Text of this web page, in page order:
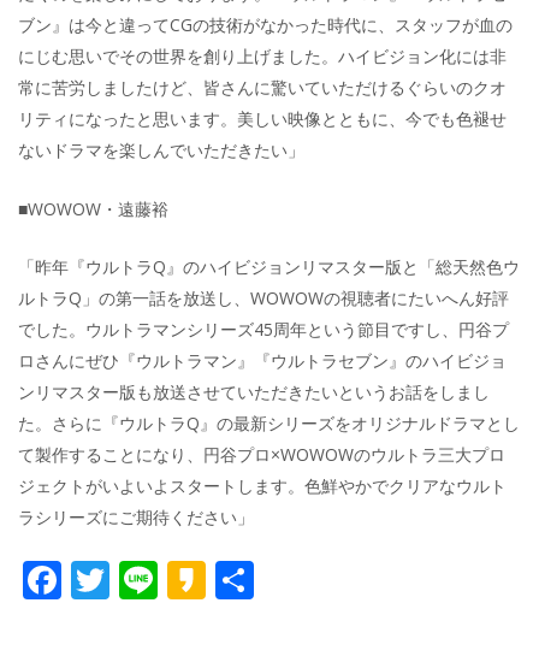
ブン』は今と違ってCGの技術がなかった時代に、スタッフが血の
にじむ思いでその世界を創り上げました。ハイビジョン化には非
常に苦労しましたけど、皆さんに驚いていただけるぐらいのクオ
リティになったと思います。美しい映像とともに、今でも色褪せ
ないドラマを楽しんでいただきたい」
■WOWOW・遠藤裕
「昨年『ウルトラQ』のハイビジョンリマスター版と「総天然色ウ
ルトラQ」の第一話を放送し、WOWOWの視聴者にたいへん好評
でした。ウルトラマンシリーズ45周年という節目ですし、円谷プ
ロさんにぜひ『ウルトラマン』『ウルトラセブン』のハイビジョ
ンリマスター版も放送させていただきたいというお話をしまし
た。さらに『ウルトラQ』の最新シリーズをオリジナルドラマとし
て製作することになり、円谷プロ×WOWOWのウルトラ三大プロ
ジェクトがいよいよスタートします。色鮮やかでクリアなウルト
ラシリーズにご期待ください」
F T Li K